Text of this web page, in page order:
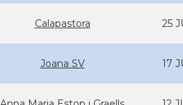
Calapastora 25
Joana SV 17